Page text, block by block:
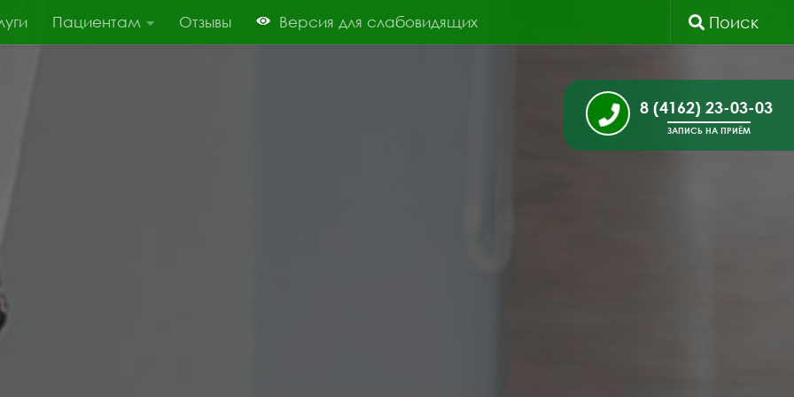
Пациентам Отзывы Версия для слабовидящих Поиск
8 (4162) 23-03-03
ЗАПИСЬ НА ПРИЁМ